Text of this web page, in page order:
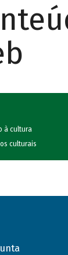
à cultura
culturais